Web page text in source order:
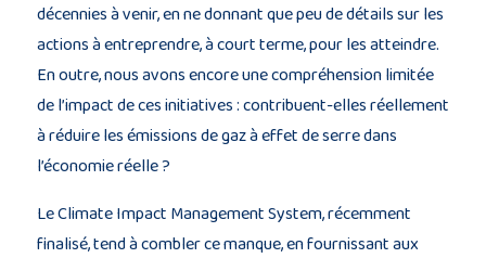
décennies à venir, en ne donnant que peu de détails sur les
actions à entreprendre, à court terme, pour les atteindre.
En outre, nous avons encore une compréhension limitée
de l’impact de ces initiatives : contribuent-elles réellement
à réduire les émissions de gaz à effet de serre dans
l’économie réelle ?
Le Climate Impact Management System, récemment
finalisé, tend à combler ce manque, en fournissant aux